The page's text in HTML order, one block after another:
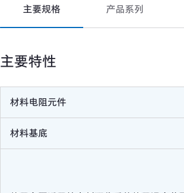
主要规格 产品系列
主要特性
材料电阻元件
材料基底